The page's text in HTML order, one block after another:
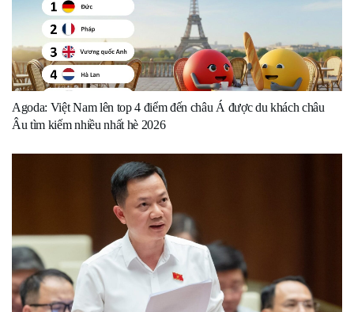
Agoda: Việt Nam lên top 4 điểm đến châu Á được du khách châu
Âu tìm kiếm nhiều nhất hè 2026